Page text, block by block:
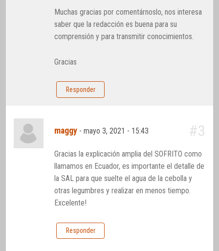
Muchas gracias por comentárnoslo, nos interesa
saber que la redacción es buena para su
comprensión y para transmitir conocimientos.
Gracias
Responder
maggy -mayo 3, 2021 - 15:43 #3
Gracias la explicación amplia del SOFRITO como
llamamos en Ecuador, es importante el detalle de
la SAL para que suelte el agua de la cebolla y
otras legumbres y realizar en menos tiempo.
Excelente!
Responder